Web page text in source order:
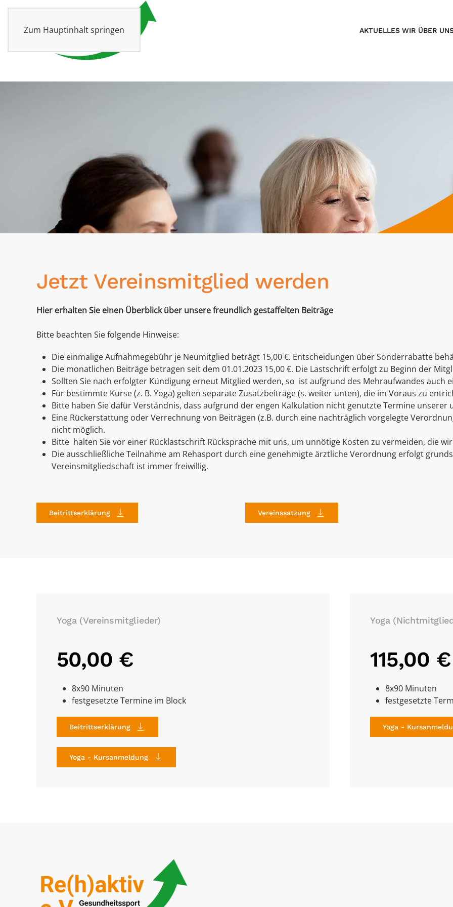
Zum Hauptinhalt springen AKTUELLES WIR ÜBER
Jetzt Vereinsmitglied werden
Hier erhalten Sie einen Überblick über unsere freundlich gestaffelten Beiträge
Bitte beachten Sie folgende Hinweise:
Die einmalige Aufnahmegebühr je Neumitglied beträgt 15,00 €. Entscheidungen über Sonderrabatte
Die monatlichen Beiträge betragen seit dem 01.01.2023 15,00 €. Die Lastschrift erfolgt zu Beginn der
Sollten Sie nach erfolgter Kündigung erneut Mitglied werden, so ist aufgrund des Mehraufwandes auch
Für bestimmte Kurse (z. B. Yoga) gelten separate Zusatzbeiträge (s. weiter unten), die im Voraus zu
Bitte haben Sie dafür Verständnis, dass aufgrund der engen Kalkulation nicht genutzte Termine unserer
Eine Rückerstattung oder Verrechnung von Beiträgen (z.B. durch eine nachträglich vorgelegte
nicht möglich.
Bitte halten Sie vor einer Rücklastschrift Rücksprache mit uns, um unnötige Kosten zu vermeiden, die
Die ausschließliche Teilnahme am Rehasport durch eine genehmigte ärztliche Verordnung erfolgt
Vereinsmitgliedschaft ist immer freiwillig.
Beitrittserklärung Vereinssatzung
Yoga (Vereinsmitglieder)
50,00 €
8x90 Minuten
festgesetzte Termine im Block
Beitrittserklärung
Yoga - Kursanmeldung
Yoga
115,00 €
8x90 Minuten
festgesetzte
Yoga -